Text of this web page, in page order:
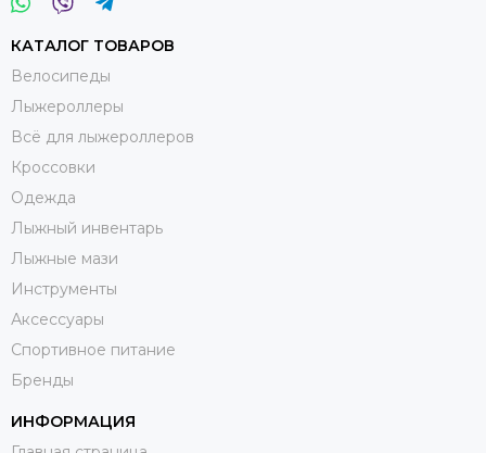
КАТАЛОГ ТОВАРОВ
Велосипеды
Лыжероллеры
Всё для лыжероллеров
Кроссовки
Одежда
Лыжный инвентарь
Лыжные мази
Инструменты
Аксессуары
Спортивное питание
Бренды
ИНФОРМАЦИЯ